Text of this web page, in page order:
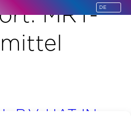
MRT-
B.V. HAT IN